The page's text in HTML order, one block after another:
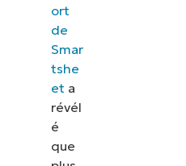
ort
de
Smar
tshe
et a
révél
é
que